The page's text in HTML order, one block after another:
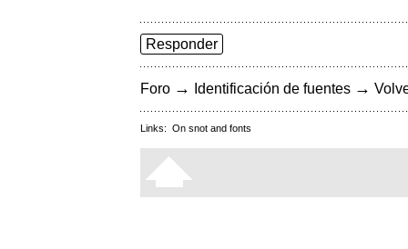
Responder
Foro → Identificación de fuentes →
Links: On snot and fonts